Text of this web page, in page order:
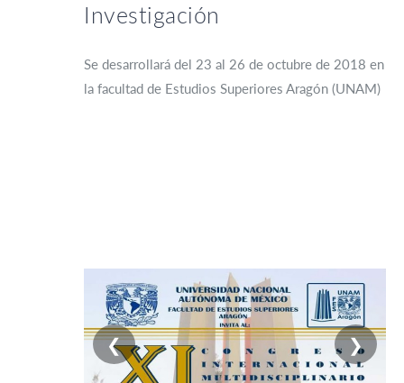
Investigación
Se desarrollará del 23 al 26 de octubre de 2018 en
la facultad de Estudios Superiores Aragón (UNAM)
❮ ❯